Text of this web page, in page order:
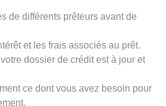
de différents prêteurs avant de
et les frais associés au prêt.
dossier de crédit est à jour et
ce dont vous avez besoin pour